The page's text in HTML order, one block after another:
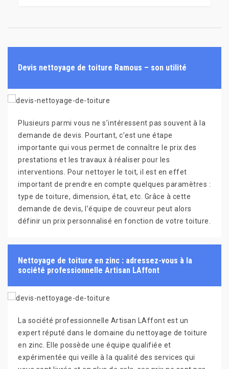
Devis nettoyage de toiture Ramous – son utilité
Plusieurs parmi vous ne s’intéressent pas souvent à la
demande de devis. Pourtant, c’est une étape
importante qui vous permet de connaître le prix des
prestations et les travaux à réaliser pour les
interventions. Pour nettoyer le toit, il est en effet
important de prendre en compte quelques paramètres :
type de toiture, dimension, état, etc. Grâce à cette
demande de devis, l’équipe de couvreur peut alors
définir un prix personnalisé en fonction de votre toiture.
Nettoyage de toiture en zinc : adressez-vous à la
société professionnelle Artisan LAffont
La société professionnelle Artisan LAffont est un
expert réputé dans le domaine du nettoyage de toiture
en zinc. Elle possède une équipe qualifiée et
expérimentée qui veille à la qualité des services qui